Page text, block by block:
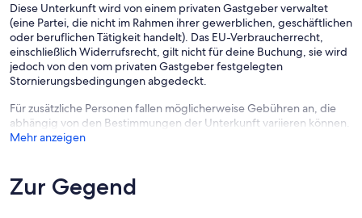
Diese Unterkunft wird von einem privaten Gastgeber verwaltet
(eine Partei, die nicht im Rahmen ihrer gewerblichen, geschäftlichen
oder beruflichen Tätigkeit handelt). Das EU-Verbraucherrecht,
einschließlich Widerrufsrecht, gilt nicht für deine Buchung, sie wird
jedoch von den vom privaten Gastgeber festgelegten
Stornierungsbedingungen abgedeckt.
Für zusätzliche Personen fallen möglicherweise Gebühren an, die
abhängig von den Bestimmungen der Unterkunft variieren können.
Mehr anzeigen
Zur Gegend